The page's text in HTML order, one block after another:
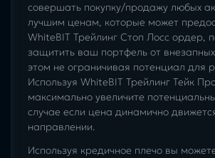
совершать покупку/продажу любых
лучшим ценам, которые может
WhiteBIT Трейлинг Стоп Лосс ордер,
защитить ваш портфель от
этом не ограничивая потенциал для
Используя WhiteBIT Трейлинг Тейк
максимально увеличите
случае если цена динамично
направлении.
Используя кредичное плечо вы